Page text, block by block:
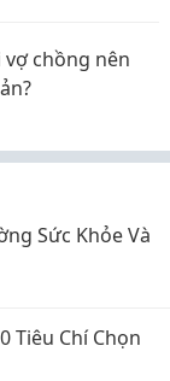
chồng nên
Sức Khỏe Và
Tiêu Chí Chọn